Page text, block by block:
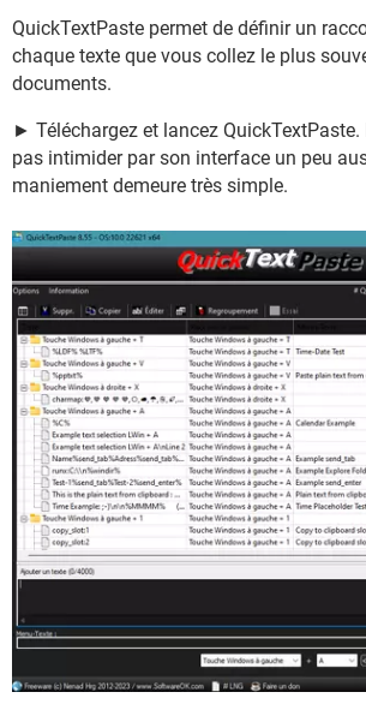
QuickTextPaste permet de définir un
chaque texte que vous collez le plus
documents.
► Téléchargez et lancez
pas intimider par son interface un peu
maniement demeure très simple.